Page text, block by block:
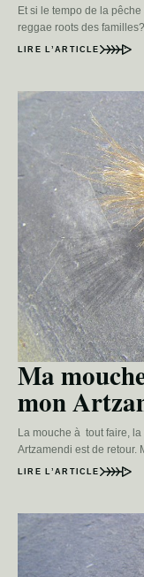
Et si le tempo de la
reggae roots des
LIRE L’ARTICLE
Ma
mon
La mouche à tout faire, la
Artzamendi est de retour.
LIRE L’ARTICLE